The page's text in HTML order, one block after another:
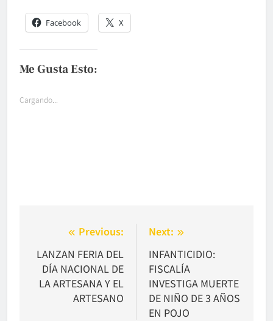
Facebook X
Me Gusta Esto:
Cargando...
Navegación
de
entradas
Previous:
LANZAN FERIA DEL
DÍA NACIONAL DE
LA ARTESANA Y EL
ARTESANO
Next:
INFANTICIDIO:
FISCALÍA
INVESTIGA MUERTE
DE NIÑO DE 3 AÑOS
EN POJO